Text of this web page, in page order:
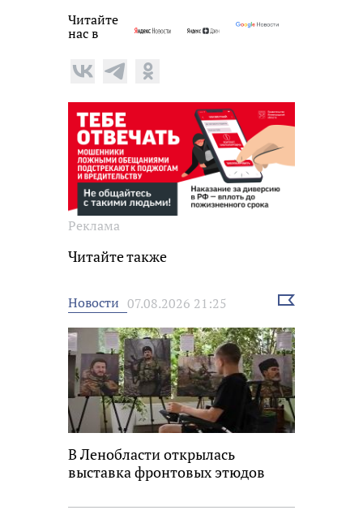
Читайте
нас в
Реклама
Читайте также
Новости 07.08.2026 21:25
Выбрать
В Ленобласти открылась
выставка фронтовых этюдов